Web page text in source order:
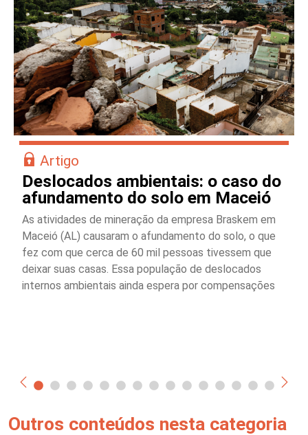
Artigo
Deslocados ambientais: o caso do
afundamento do solo em Maceió
As atividades de mineração da empresa Braskem em
Maceió (AL) causaram o afundamento do solo, o que
fez com que cerca de 60 mil pessoas tivessem que
deixar suas casas. Essa população de deslocados
internos ambientais ainda espera por compensações
Outros conteúdos nesta categoria